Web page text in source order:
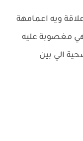
ويه اعمامهة
مغصوبة عليه
الي بين